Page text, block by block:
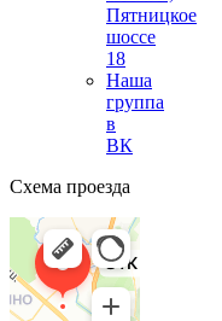
Пятницкое
шоссе
18
Наша
группа
в
ВК
Схема проезда